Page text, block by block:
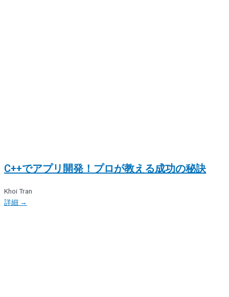
C++でアプリ開発！プロが教える成功の秘訣
Khoi Tran
詳細 →